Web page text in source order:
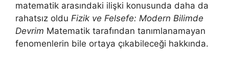
matematik arasındaki ilişki konusunda daha da
rahatsız oldu Fizik ve Felsefe: Modern Bilimde
Devrim Matematik tarafından tanımlanamayan
fenomenlerin bile ortaya çıkabileceği hakkında.